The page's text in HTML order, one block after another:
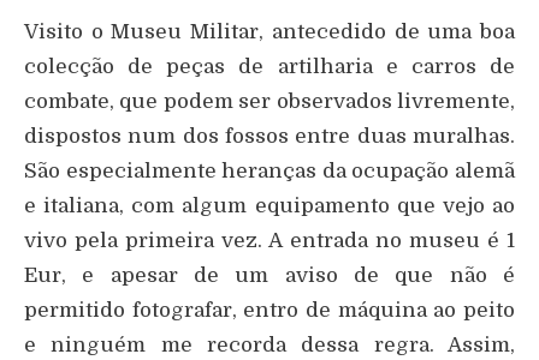
Visito o Museu Militar, antecedido de uma boa
colecção de peças de artilharia e carros de
combate, que podem ser observados livremente,
dispostos num dos fossos entre duas muralhas.
São especialmente heranças da ocupação alemã
e italiana, com algum equipamento que vejo ao
vivo pela primeira vez. A entrada no museu é 1
Eur, e apesar de um aviso de que não é
permitido fotografar, entro de máquina ao peito
e ninguém me recorda dessa regra. Assim,